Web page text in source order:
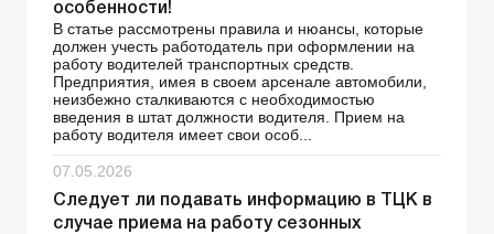
особенности!
В статье рассмотрены правила и нюансы, которые
должен учесть работодатель при оформлении на
работу водителей транспортных средств.
Предприятия, имея в своем арсенале автомобили,
неизбежно сталкиваются с необходимостью
введения в штат должности водителя. Прием на
работу водителя имеет свои особ...
07.05.2026
Следует ли подавать информацию в ТЦК в
случае приема на работу сезонных